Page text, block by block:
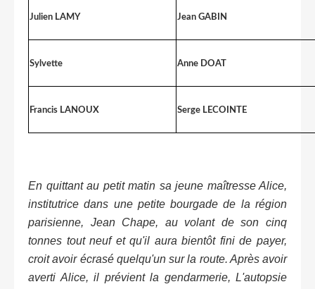
Julien LAMY Jean GABIN
Sylvette Anne DOAT
Francis LANOUX Serge LECOINTE
En quittant au petit matin sa jeune maîtresse Alice,
institutrice dans une petite bourgade de la région
parisienne, Jean Chape, au volant de son cinq
tonnes tout neuf et qu'il aura bientôt fini de payer,
croit avoir écrasé quelqu'un sur la route. Après avoir
averti Alice, il prévient la gendarmerie, L'autopsie